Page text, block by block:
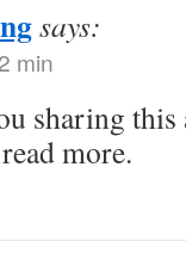
says:
min
sharing
more.